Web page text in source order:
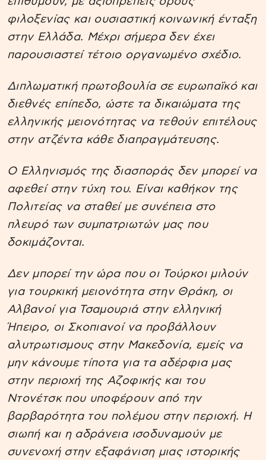
φιλοξενίας και ουσιαστική κοινωνική ένταξη
στην Ελλάδα. Μέχρι σήμερα δεν έχει
παρουσιαστεί τέτοιο οργανωμένο σχέδιο.
Διπλωματική πρωτοβουλία σε ευρωπαϊκό και
διεθνές επίπεδο, ώστε τα δικαιώματα της
ελληνικής μειονότητας να τεθούν επιτέλους
στην ατζέντα κάθε διαπραγμάτευσης.
Ο Ελληνισμός της διασποράς δεν μπορεί να
αφεθεί στην τύχη του. Είναι καθήκον της
Πολιτείας να σταθεί με συνέπεια στο
πλευρό των συμπατριωτών μας που
δοκιμάζονται.
Δεν μπορεί την ώρα που οι Τούρκοι μιλούν
για τουρκική μειονότητα στην Θράκη, οι
Αλβανοί για Τσαμουριά στην ελληνική
Ήπειρο, οι Σκοπιανοί να προβάλλουν
αλυτρωτισμους στην Μακεδονία, εμείς να
μην κάνουμε τίποτα για τα αδέρφια μας
στην περιοχή της Αζοφικής και του
Ντονέτσκ που υποφέρουν από την
βαρβαρότητα του πολέμου στην περιοχή. Η
σιωπή και η αδράνεια ισοδυναμούν με
συνενοχή στην εξαφάνιση μιας ιστορικής